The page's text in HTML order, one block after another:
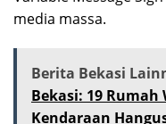
media massa.
Berita Bekasi
Bekasi: 19 Rumah
Kendaraan